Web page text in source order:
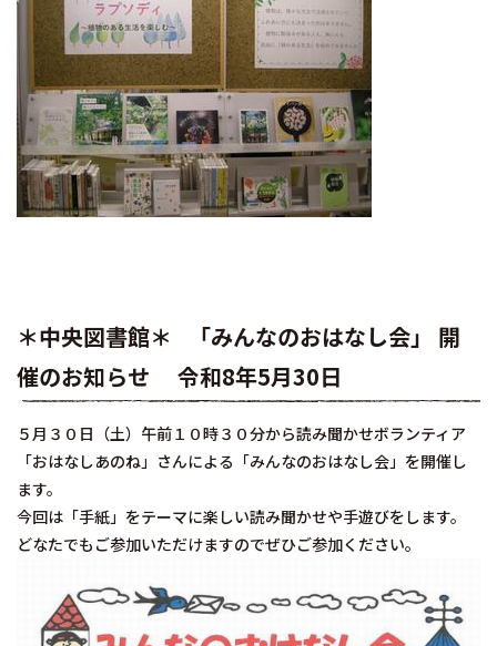
＊中央図書館＊ 「みんなのおはなし会」
開
催のお知らせ 令和8年5月30日
５月３０日（土）午前１０時３０分から読み聞かせボランティア
「おはなしあのね」さんによる「みんなのおはなし会」を開催し
ます。
今回は「手紙」をテーマに楽しい読み聞かせや手遊びをします。
どなたでもご参加いただけますのでぜひご参加ください。